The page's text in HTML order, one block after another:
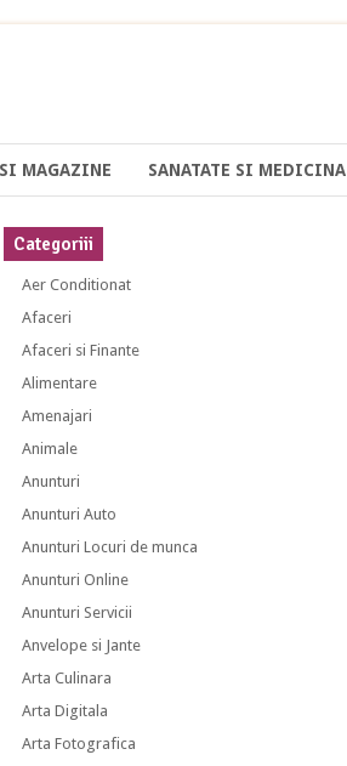
MAGAZINE SANATATE SI MEDICINA
Categoriii
Aer Conditionat
Afaceri
Afaceri si Finante
Alimentare
Amenajari
Animale
Anunturi
Anunturi Auto
Anunturi Locuri de munca
Anunturi Online
Anunturi Servicii
Anvelope si Jante
Arta Culinara
Arta Digitala
Arta Fotografica